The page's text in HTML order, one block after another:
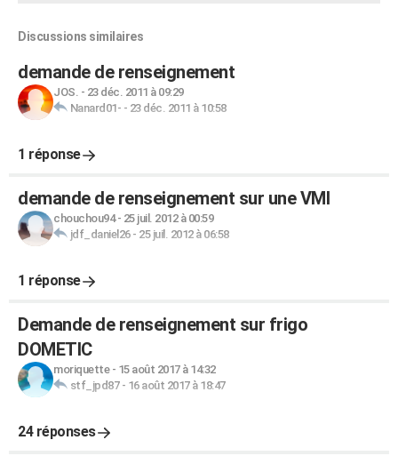
Discussions similaires
demande de renseignement
JOS. - 23 déc. 2011 à 09:29
Nanard01- - 23 déc. 2011 à 10:58
1 réponse
demande de renseignement sur une VMI
chouchou94- 25 juil. 2012 à 00:59
jdf_daniel26- 25 juil. 2012 à 06:58
1 réponse
Demande de renseignement sur frigo
DOMETIC
moriquette- 15 août 2017 à 14:32
stf_jpd87- 16 août 2017 à 18:47
24 réponses